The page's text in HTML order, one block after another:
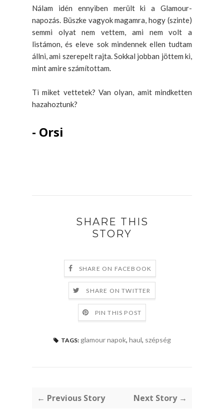
Nálam idén ennyiben merült ki a Glamour-
napozás. Büszke vagyok magamra, hogy (szinte)
semmi olyat nem vettem, ami nem volt a
listámon, és eleve sok mindennek ellen tudtam
állni, ami szerepelt rajta. Sokkal jobban jöttem ki,
mint amire számítottam.
Ti miket vettetek? Van olyan, amit mindketten
hazahoztunk?
- Orsi
SHARE THIS
STORY
SHARE ON FACEBOOK
SHARE ON TWITTER
PIN THIS POST
TAGS: glamour napok, haul, szépség
← Previous Story Next Story →